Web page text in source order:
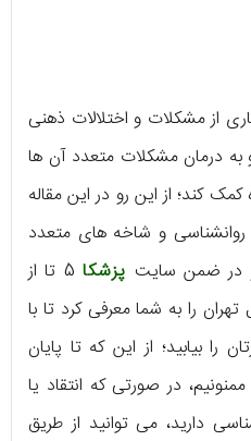
از مشکلات و اختلالات ذهنی
و به درمان مشکلات متعدد آن ها
کند؛ از این رو در این مقاله
روانشناسی و شاخه های متعدد
و در ضمن سایت پزشکا
5 تا از
را به شما معرفی کرد تا با
بیابید؛ از این که تا پایان
در صورتی که انتقاد یا
دارید، می توانید از طریق